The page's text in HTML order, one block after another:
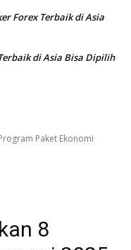
Forex Terbaik di Asia
di Asia Bisa Dipilih